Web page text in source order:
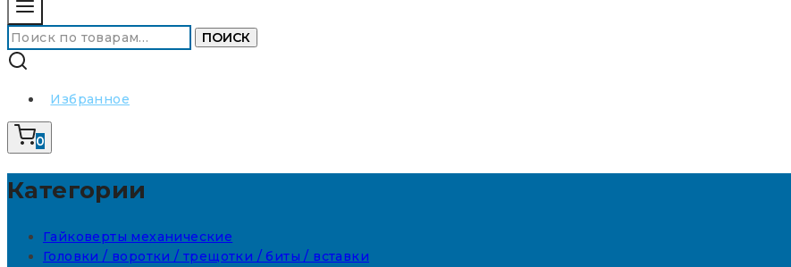
Искать: ПОИСК
Избранное
0
Категории
Гайковерты механические
Головки / воротки / трещотки / биты / вставки